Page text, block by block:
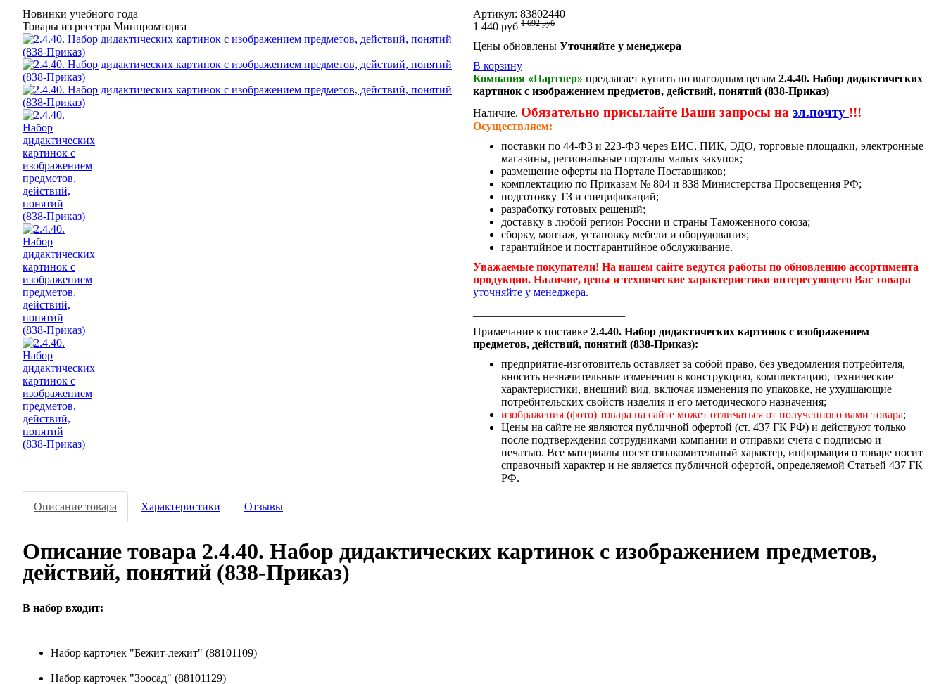
Новинки учебного года
Товары из реестра Минпромторга
Артикул: 83802440
1 440 руб 1 692 руб
Цены обновлены Уточняйте у менеджера
В корзину
Компания «Партнер» предлагает купить по выгодным ценам 2.4.40. Набор дидактических
картинок с изображением предметов, действий, понятий (838-Приказ)
Наличие. Обязательно присылайте Ваши запросы на эл.почту !!!
Осуществляем:
поставки по 44-ФЗ и 223-ФЗ через ЕИС, ПИК, ЭДО, торговые площадки, электронные
магазины, региональные порталы малых закупок;
размещение оферты на Портале Поставщиков;
комплектацию по Приказам № 804 и 838 Министерства Просвещения РФ;
подготовку ТЗ и спецификаций;
разработку готовых решений;
доставку в любой регион России и страны Таможенного союза;
сборку, монтаж, установку мебели и оборудования;
гарантийное и постгарантийное обслуживание.
Уважаемые покупатели! На нашем сайте ведутся работы по обновлению ассортимента
продукции. Наличие, цены и технические характеристики интересующего Вас товара
уточняйте у менеджера.
Примечание к поставке 2.4.40. Набор дидактических картинок с изображением
предметов, действий, понятий (838-Приказ):
предприятие-изготовитель оставляет за собой право, без уведомления потребителя,
вносить незначительные изменения в конструкцию, комплектацию, технические
характеристики, внешний вид, включая изменения по упаковке, не ухудшающие
потребительских свойств изделия и его методического назначения;
изображения (фото) товара на сайте может отличаться от полученного вами товара;
Цены на сайте не являются публичной офертой (ст. 437 ГК РФ) и действуют только
после подтверждения сотрудниками компании и отправки счёта с подписью и
печатью. Все материалы носят ознакомительный характер, информация о товаре носит
справочный характер и не является публичной офертой, определяемой Статьей 437 ГК
РФ.
Описание товара Характеристики Отзывы
Описание товара 2.4.40. Набор дидактических картинок с изображением предметов,
действий, понятий (838-Приказ)
В набор входит:
Набор карточек "Бежит-лежит" (88101109)
Набор карточек "Зоосад" (88101129)